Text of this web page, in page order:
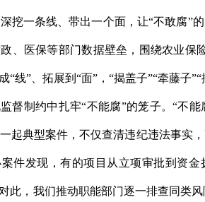
挖一条线、带出一个面，让“不敢腐”
、医保等部门数据壁垒，围绕农业保
“线”、拓展到“面”，“揭盖子”“牵藤子
督制约中扎牢“不能腐”的笼子。“不
起典型案件，不仅查清违纪违法事实
件发现，有的项目从立项审批到资
此，我们推动职能部门逐一排查同类